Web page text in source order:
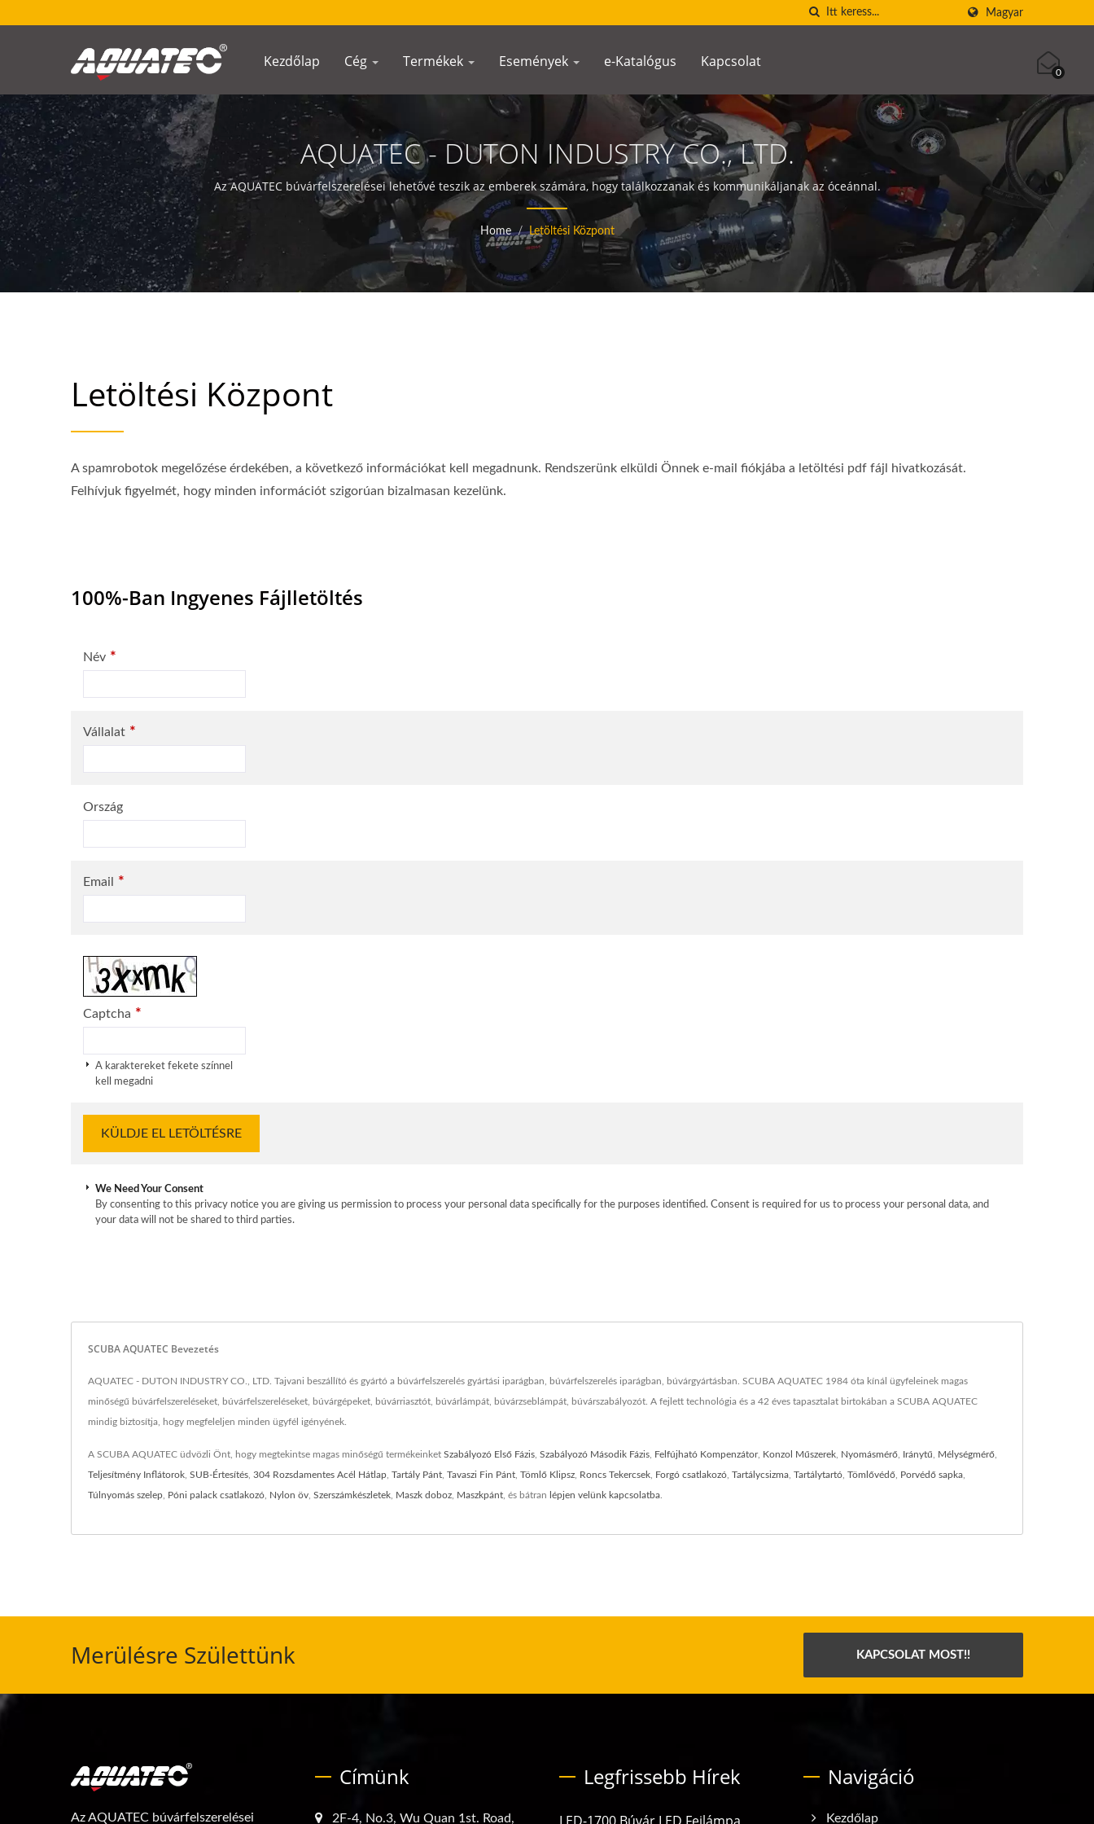
Magyar
Kezdőlap Cég Termékek Események e-Katalógus Kapcsolat
0
AQUATEC - DUTON INDUSTRY CO., LTD.
Az AQUATEC búvárfelszerelései lehetővé teszik az emberek számára, hogy találkozzanak és kommunikáljanak az óceánnal.
Home / Letöltési Központ
Letöltési Központ
A spamrobotok megelőzése érdekében, a következő információkat kell megadnunk. Rendszerünk elküldi Önnek e-mail fiókjába a letöltési pdf fájl hivatkozását.
Felhívjuk figyelmét, hogy minden információt szigorúan bizalmasan kezelünk.
100%-Ban Ingyenes Fájlletöltés
Név *
Vállalat *
Ország
Email *
Captcha *
A karaktereket fekete színnel
kell megadni
We Need Your Consent
By consenting to this privacy notice you are giving us permission to process your personal data specifically for the purposes identified. Consent is required for us to process your personal data, and
your data will not be shared to third parties.
SCUBA AQUATEC Bevezetés
AQUATEC - DUTON INDUSTRY CO., LTD. Tajvani beszállító és gyártó a búvárfelszerelés gyártási iparágban, búvárfelszerelés iparágban, búvárgyártásban. SCUBA AQUATEC 1984 óta kínál ügyfeleinek magas
minőségű búvárfelszereléseket, búvárfelszereléseket, búvárgépeket, búvárriasztót, búvárlámpát, búvárzseblámpát, búvárszabályozót. A fejlett technológia és a 42 éves tapasztalat birtokában a SCUBA AQUATEC
mindig biztosítja, hogy megfeleljen minden ügyfél igényének.
A SCUBA AQUATEC üdvözli Önt, hogy megtekintse magas minőségű termékeinket Szabályozó Első Fázis Szabályozó Második Fázis Felfújható Kompenzátor, Konzol Műszerek Nyomásmérő Iránytű Mélységmérő
Teljesítmény Inflátorok SUB-Értesítés 304 Rozsdamentes Acél Hátlap Tartály Pánt Tavaszi Fin Pánt Tömlő Klipsz Roncs Tekercsek Forgó csatlakozó Tartálycsizma Tartálytartó Tömlővédő Porvédő sapka
Túlnyomás szelep Póni palack csatlakozó Nylon öv Szerszámkészletek Maszk doboz Maszkpánt , és bátran lépjen velünk kapcsolatba
Merülésre Születtünk KAPCSOLAT MOST!!
Az AQUATEC búvárfelszerelései
Címünk
2F-4, No.3, Wu Quan 1st. Road,
Legfrissebb Hírek Navigáció
Kezdőlap